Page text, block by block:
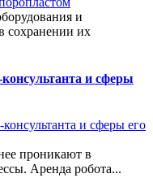
и
сохранении их
и сферы
проникают в
Аренда робота...